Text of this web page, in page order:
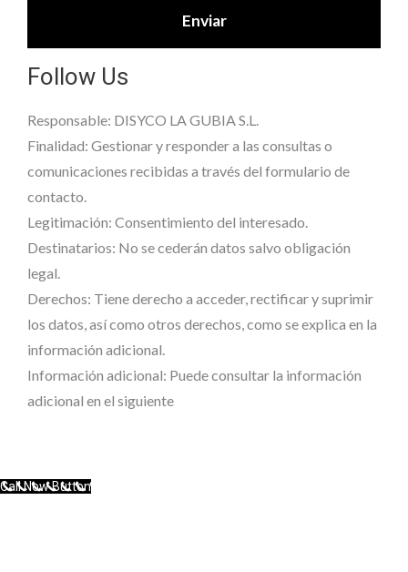
Enviar
Follow Us
Responsable: DISYCO LA GUBIA S.L.
Finalidad: Gestionar y responder a las consultas o
comunicaciones recibidas a través del formulario de
contacto.
Legitimación: Consentimiento del interesado.
Destinatarios: No se cederán datos salvo obligación
legal.
Derechos: Tiene derecho a acceder, rectificar y suprimir
los datos, así como otros derechos, como se explica en la
información adicional.
Información adicional: Puede consultar la información
adicional en el siguiente
Call Now Button